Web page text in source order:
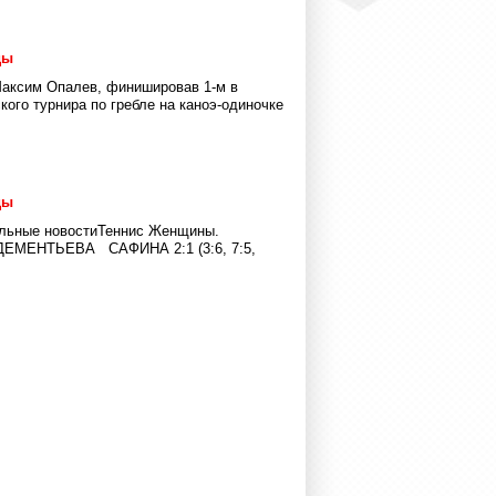
Опалев, финишировав 1-м в
турнира по гребле на каноэ-одиночке
новостиТеннис Женщины.
ДЕМЕНТЬЕВА САФИНА 2:1 (3:6, 7:5,